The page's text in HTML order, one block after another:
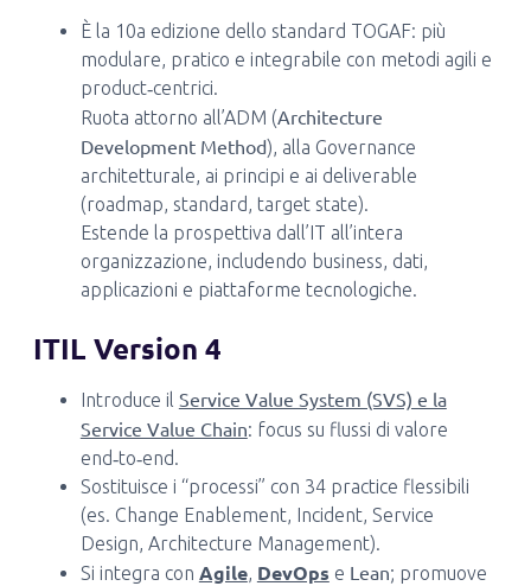
È la 10a edizione dello standard TOGAF: più
modulare, pratico e integrabile con metodi agili e
product‑centrici.
Ruota attorno all’ADM (Architecture
Development Method), alla Governance
architetturale, ai principi e ai deliverable
(roadmap, standard, target state).
Estende la prospettiva dall’IT all’intera
organizzazione, includendo business, dati,
applicazioni e piattaforme tecnologiche.
ITIL Version 4
Introduce il Service Value System (SVS) e la
Service Value Chain: focus su flussi di valore
end‑to‑end.
Sostituisce i “processi” con 34 practice flessibili
(es. Change Enablement, Incident, Service
Design, Architecture Management).
Si integra con Agile, DevOps e Lean; promuove